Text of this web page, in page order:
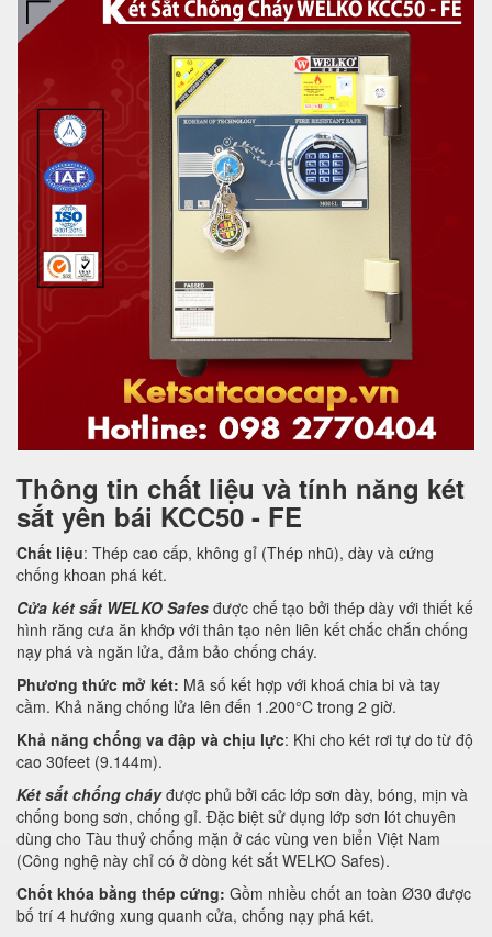
Thông tin chất liệu và tính năng két
sắt yên bái KCC50 - FE
Chất liệu: Thép cao cấp, không gỉ (Thép nhũ), dày và cứng
chống khoan phá két.
Cửa két sắt WELKO Safes được chế tạo bởi thép dày với thiết kế
hình răng cưa ăn khớp với thân tạo nên liên kết chắc chắn chống
nạy phá và ngăn lửa, đảm bảo chống cháy.
Phương thức mở két: Mã số kết hợp với khoá chia bi và tay
cầm. Khả năng chống lửa lên đến 1.200°C trong 2 giờ.
Khả năng chống va đập và chịu lực: Khi cho két rơi tự do từ độ
cao 30feet (9.144m).
Két sắt chống cháyđược phủ bởi các lớp sơn dày, bóng, mịn và
chống bong sơn, chống gỉ. Đặc biệt sử dụng lớp sơn lót chuyên
dùng cho Tàu thuỷ chống mặn ở các vùng ven biển Việt Nam
(Công nghệ này chỉ có ở dòng két sắt WELKO Safes).
Chốt khóa bằng thép cứng: Gồm nhiều chốt an toàn Ø30 được
bố trí 4 hướng xung quanh cửa, chống nạy phá két.